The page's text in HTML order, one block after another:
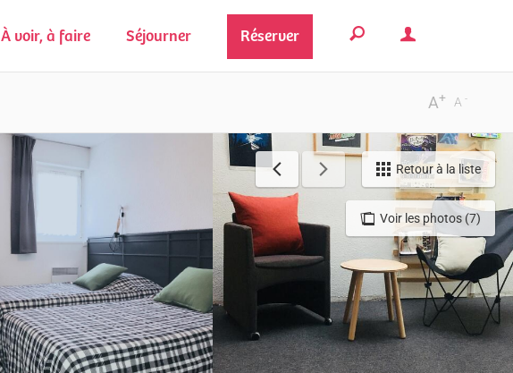
À voir, à faire Séjourner Réserver
-
A
+
A
Voir les photos (7)
Retour à la liste